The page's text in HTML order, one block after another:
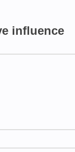
influence